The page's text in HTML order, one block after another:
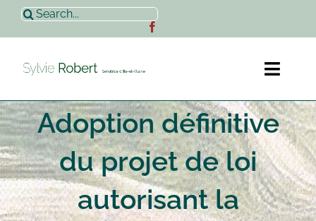
Passer
contenu
Rechercher:
Accueil
Sylvie Robert
Actualités
Adoption définitive
du projet de loi
autorisant la